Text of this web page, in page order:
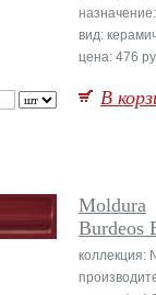
вид:
цена: 476
В
Moldura
Burdeos
коллекция: